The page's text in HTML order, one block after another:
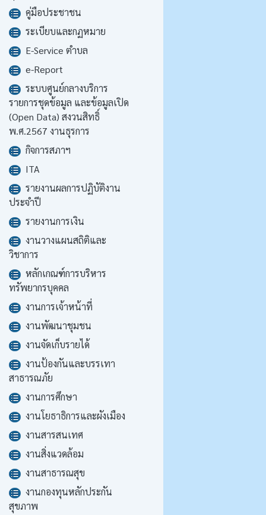
คู่มือประชาชน
ระเบียบและกฏหมาย
E-Service ตำบล
e-Report
ระบบศูนย์กลางบริการ
รายการชุดข้อมูล และข้อมูลเปิด
(Open Data) สงวนสิทธิ์
พ.ศ.2567 งานธุรการ
กิจการสภาฯ
ITA
รายงานผลการปฏิบัติงาน
ประจำปี
รายงานการเงิน
งานวางแผนสถิติและ
วิชาการ
หลักเกณฑ์การบริหาร
ทรัพยากรบุคคล
งานการเจ้าหน้าที่
งานพัฒนาชุมชน
งานจัดเก็บรายได้
งานป้องกันและบรรเทา
สาธารณภัย
งานการศึกษา
งานโยธาธิการและผังเมือง
งานสารสนเทศ
งานสิ่งแวดล้อม
งานสาธารณสุข
งานกองทุนหลักประกัน
สุขภาพ